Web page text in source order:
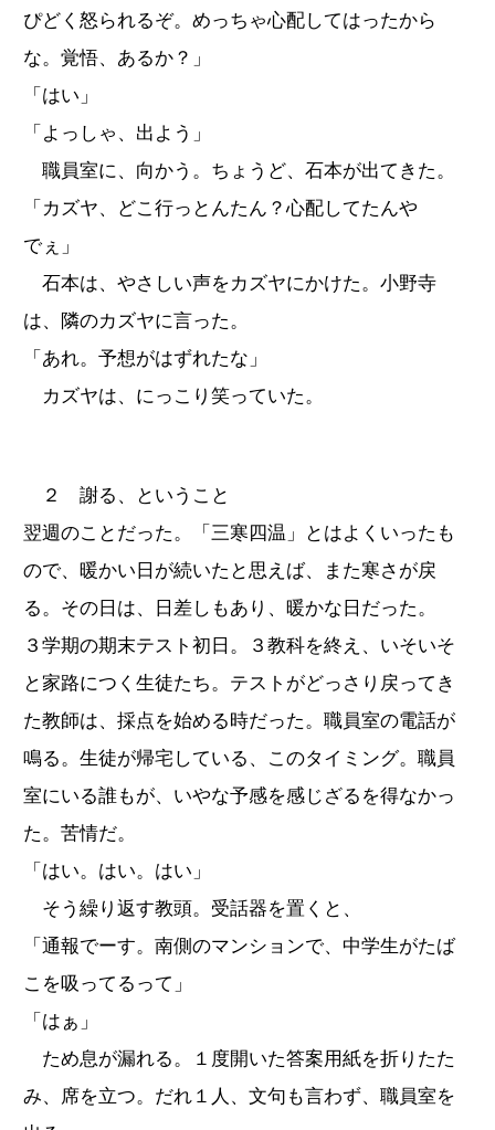
ぴどく怒られるぞ。めっちゃ心配してはったから
な。覚悟、あるか？」
「はい」
「よっしゃ、出よう」
職員室に、向かう。ちょうど、石本が出てきた。
「カズヤ、どこ行っとんたん？心配してたんや
でぇ」
石本は、やさしい声をカズヤにかけた。小野寺
は、隣のカズヤに言った。
「あれ。予想がはずれたな」
カズヤは、にっこり笑っていた。
２ 謝る、ということ
翌週のことだった。「三寒四温」とはよくいったも
ので、暖かい日が続いたと思えば、また寒さが戻
る。その日は、日差しもあり、暖かな日だった。
３学期の期末テスト初日。３教科を終え、いそいそ
と家路につく生徒たち。テストがどっさり戻ってき
た教師は、採点を始める時だった。職員室の電話が
鳴る。生徒が帰宅している、このタイミング。職員
室にいる誰もが、いやな予感を感じざるを得なかっ
た。苦情だ。
「はい。はい。はい」
そう繰り返す教頭。受話器を置くと、
「通報でーす。南側のマンションで、中学生がたば
こを吸ってるって」
「はぁ」
ため息が漏れる。１度開いた答案用紙を折りたた
み、席を立つ。だれ１人、文句も言わず、職員室を